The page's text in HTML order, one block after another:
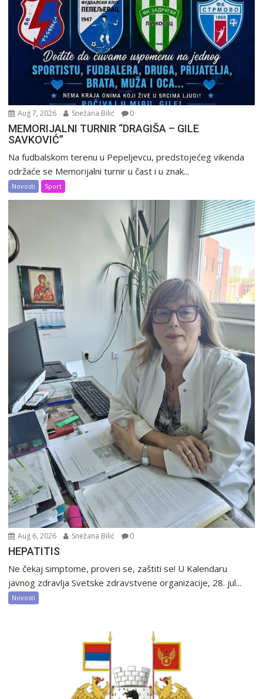
Aug 7, 2026 Snežana Bilić 0
MEMORIJALNI TURNIR “DRAGIŠA – GILE
SAVKOVIĆ”
Na fudbalskom terenu u Pepeljevcu, predstojećeg vikenda
održaće se Memorijalni turnir u čast i u znak...
Novosti Sport
Aug 6, 2026 Snežana Bilić 0
HEPATITIS
Ne čekaj simptome, proveri se, zaštiti se! U Kalendaru
javnog zdravlja Svetske zdravstvene organizacije, 28. jul...
Novosti